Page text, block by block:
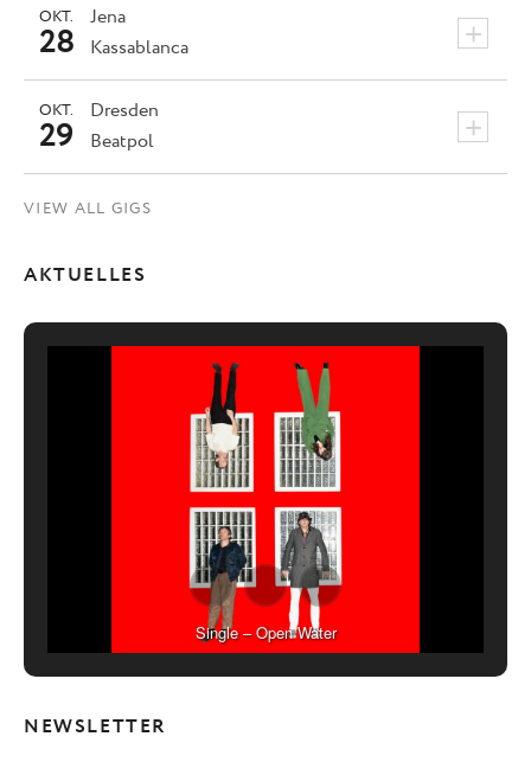
Jena +
OKT.
28 Kassablanca
Dresden +
OKT.
29 Beatpol
VIEW ALL GIGS
AKTUELLES
Single – Open Water
NEWSLETTER